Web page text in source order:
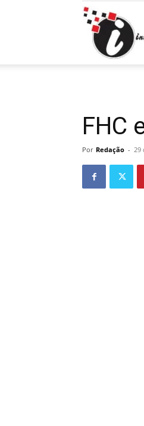
FHC
Por Redação - 29